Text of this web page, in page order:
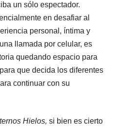
un sólo espectador.
en desafiar al
personal, íntima y
llamada por celular, es
quedando espacio para
que decida los diferentes
continuar con su
Hielos, si bien es cierto